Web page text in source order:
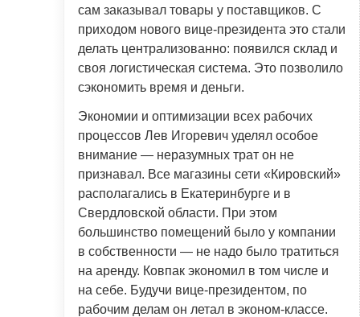
сам заказывал товары у поставщиков. С
приходом нового вице-президента это стали
делать централизованно: появился склад и
своя логистическая система. Это позволило
сэкономить время и деньги.
Экономии и оптимизации всех рабочих
процессов Лев Игоревич уделял особое
внимание — неразумных трат он не
признавал. Все магазины сети «Кировский»
располагались в Екатеринбурге и в
Свердловской области. При этом
большинство помещений было у компании
в собственности — не надо было тратиться
на аренду. Ковпак экономил в том числе и
на себе. Будучи вице-президентом, по
рабочим делам он летал в эконом-классе.